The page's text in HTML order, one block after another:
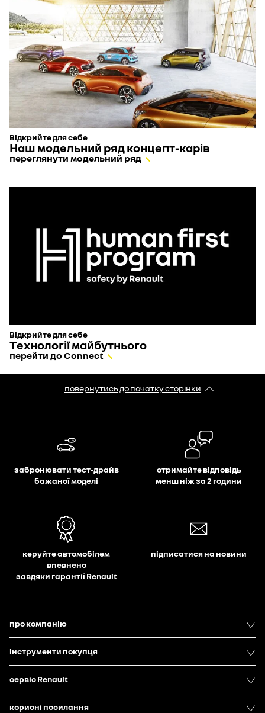
Відкрийте для себе
Наш модельний ряд концепт-карів
переглянути модельний ряд
Відкрийте для себе
Технології майбутнього
перейти до Connect
повернутись до початку сторінки
забронювати тест-драйв
бажаної моделі
отримайте відповідь
менш ніж за 2 години
керуйте автомобілем
впевнено
завдяки гарантії Renault
підписатися на новини
про компанію
інструменти покупця
сервіс Renault
корисні посилання